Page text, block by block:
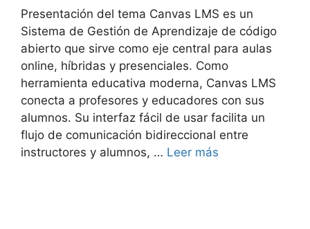
Presentación del tema Canvas LMS es un
Sistema de Gestión de Aprendizaje de código
abierto que sirve como eje central para aulas
online, híbridas y presenciales. Como
herramienta educativa moderna, Canvas LMS
conecta a profesores y educadores con sus
alumnos. Su interfaz fácil de usar facilita un
flujo de comunicación bidireccional entre
instructores y alumnos, … Leer más